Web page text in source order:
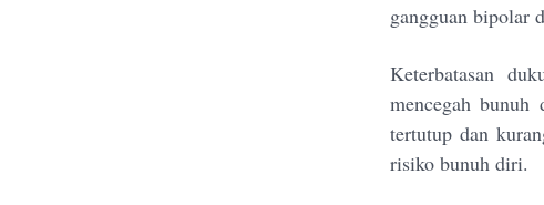
gangguan bipolar
Keterbatasan
mencegah
tertutup dan
risiko bunuh diri.